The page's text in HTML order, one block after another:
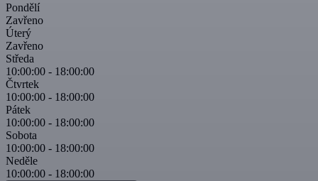
Pondělí
Zavřeno
Úterý
Zavřeno
Středa
10:00:00 - 18:00:00
Čtvrtek
10:00:00 - 18:00:00
Pátek
10:00:00 - 18:00:00
Sobota
10:00:00 - 18:00:00
Neděle
10:00:00 - 18:00:00